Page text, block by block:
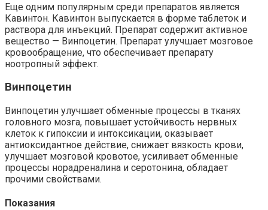
Еще одним популярным среди препаратов является
Кавинтон. Кавинтон выпускается в форме таблеток и
раствора для инъекций. Препарат содержит активное
вещество — Винпоцетин. Препарат улучшает мозговое
кровообращение, что обеспечивает препарату
ноотропный эффект.
Винпоцетин
Винпоцетин улучшает обменные процессы в тканях
головного мозга, повышает устойчивость нервных
клеток к гипоксии и интоксикации, оказывает
антиоксидантное действие, снижает вязкость крови,
улучшает мозговой кровотое, усиливает обменные
процессы норадреналина и серотонина, обладает
прочими свойствами.
Показания